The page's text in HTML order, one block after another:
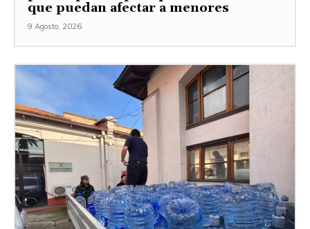
que puedan afectar a menores
9 Agosto, 2026